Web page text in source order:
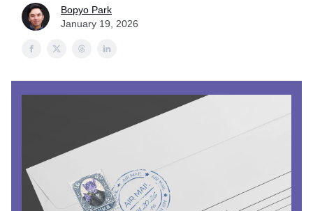
Bopyo Park
January 19, 2026